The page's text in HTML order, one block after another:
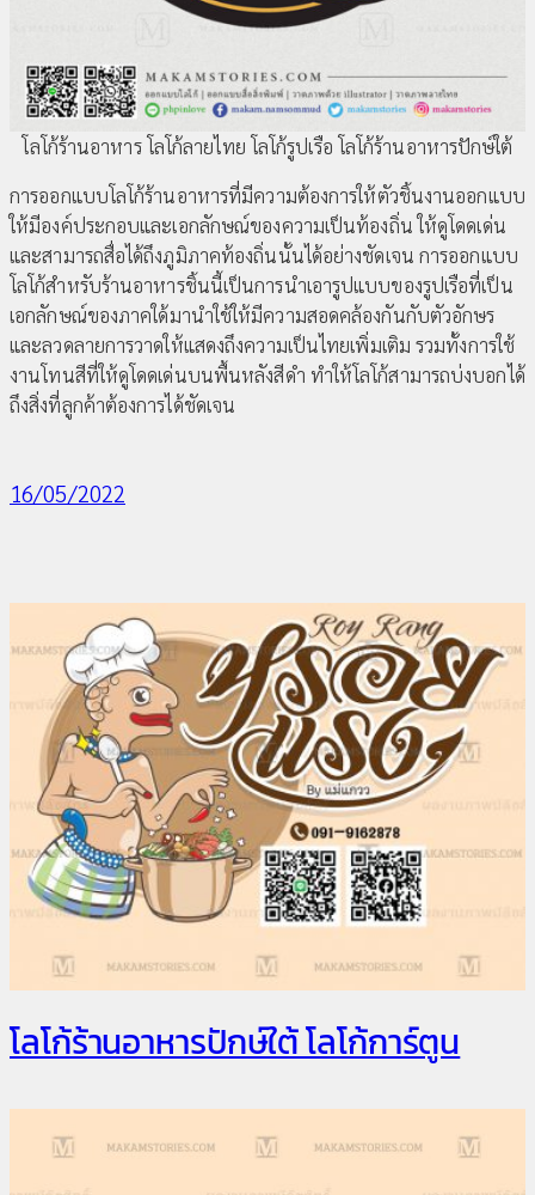
โลโก้ร้านอาหาร โลโก้ลายไทย โลโก้รูปเรือ โลโก้ร้านอาหารปักษ์ใต้
การออกแบบโลโก้ร้านอาหารที่มีความต้องการให้ตัวชิ้นงานออกแบบ
ให้มีองค์ประกอบและเอกลักษณ์ของความเป็นท้องถิ่น ให้ดูโดดเด่น
และสามารถสื่อได้ถึงภูมิภาคท้องถิ่นนั้นได้อย่างชัดเจน การออกแบบ
โลโก้สำหรับร้านอาหารชิ้นนี้เป็นการนำเอารูปแบบของรูปเรือที่เป็น
เอกลักษณ์ของภาคใด้มานำใช้ให้มีความสอดคล้องกันกับตัวอักษร
และลวดลายการวาดให้แสดงถึงความเป็นไทยเพิ่มเติม รวมทั้งการใช้
งานโทนสีที่ให้ดูโดดเด่นบนพื้นหลังสีดำ ทำให้โลโก้สามารถบ่งบอกได้
ถึงสิ่งที่ลูกค้าต้องการได้ชัดเจน
16/05/2022
โลโก้ร้านอาหารปักษ์ใต้ โลโก้การ์ตูน